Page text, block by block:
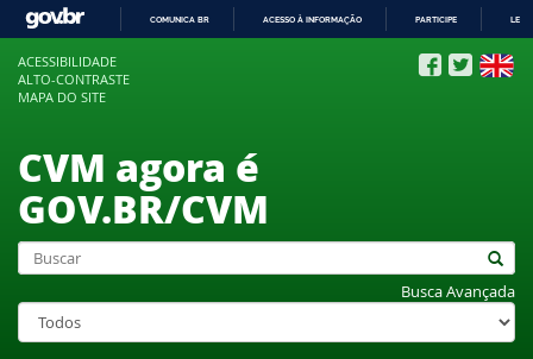
COMUNICA BR ACESSO À INFORMAÇÃO PARTICIPE
ACESSIBILIDADE
ALTO-CONTRASTE
MAPA DO SITE
CVM agora é
GOV.BR/CVM
Busca Avançada